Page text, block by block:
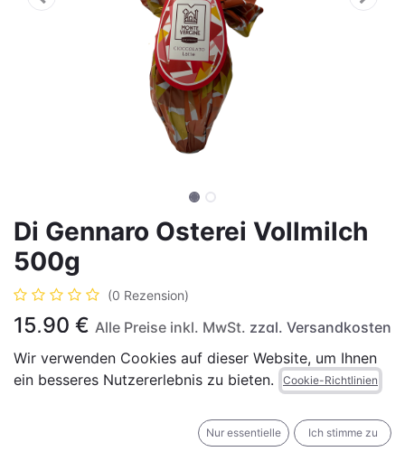
Di Gennaro Osterei Vollmilch
500g
(0 Rezension)
15,90 € Alle Preise inkl. MwSt. zzgl. Versandkosten
IN DEN WARENKORB JETZT KAUFEN
Wir verwenden Cookies auf dieser Website, um Ihnen
ein besseres Nutzererlebnis zu bieten.
Cookie-Richtlinien
Nur essentielle Ich stimme zu